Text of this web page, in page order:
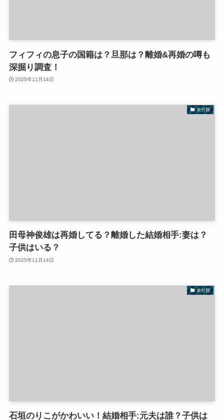
フィフィの息子の国籍は？旦那は？離婚&再婚の噂も
深掘り調査！
2025年11月14日
未分類
田母神俊雄は再婚してる？離婚した結婚相手:妻は？
子供はいる？
2025年11月14日
未分類
石垣のりこがかわいい！結婚相手:元夫は誰？子供は